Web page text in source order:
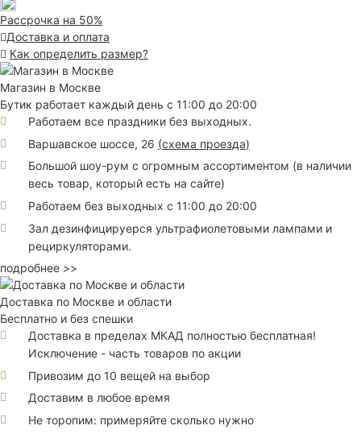
Рассрочка на 50%
Доставка и оплата
Как определить размер?
Магазин в Москве
Бутик работает каждый день с 11:00 до 20:00
Работаем все праздники без выходных.
Варшавское шоссе, 26 (схема проезда)
Большой шоу-рум с огромным ассортиментом (в наличии
весь товар, который есть на сайте)
Работаем без выходных с 11:00 до 20:00
Зал дезинфицируерся ультрафиолетовыми лампами и
рециркуляторами.
подробнее >>
Доставка по Москве и области
Бесплатно и без спешки
Доставка в пределах МКАД полностью бесплатная!
Исключение - часть товаров по акции
Привозим до 10 вещей на выбор
Доставим в любое время
Не торопим: примеряйте сколько нужно